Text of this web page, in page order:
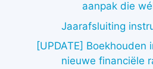
aanpak die
Jaarafsluiting
[UPDATE] Boekhouden
nieuwe financiële